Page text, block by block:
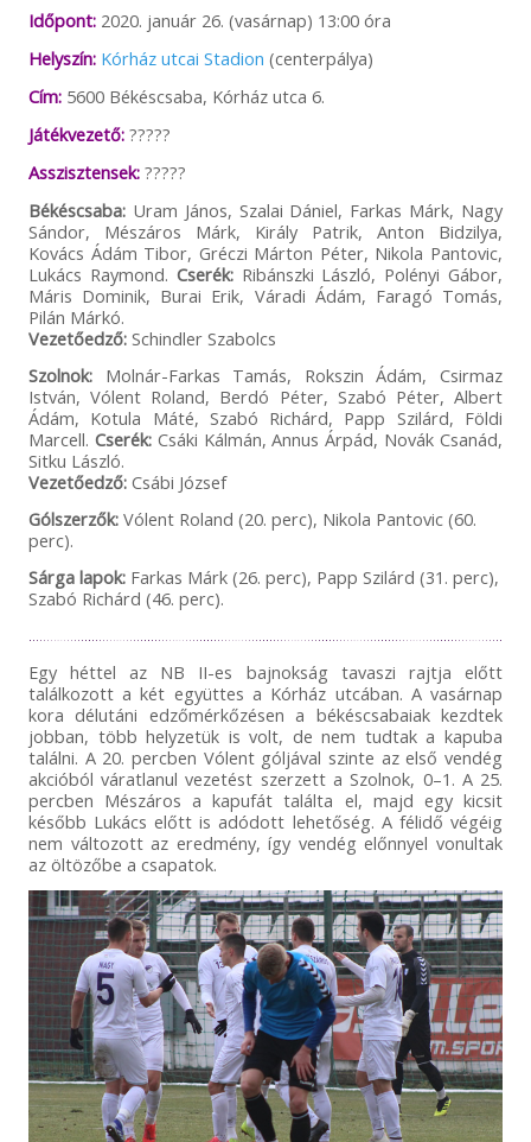
Időpont:2020. január 26. (vasárnap) 13:00 óra
Helyszín: Kórház utcai Stadion (centerpálya)
Cím:5600 Békéscsaba, Kórház utca 6.
Játékvezető:?????
Asszisztensek:?????
Békéscsaba:Uram János, Szalai Dániel, Farkas Márk, Nagy
Sándor, Mészáros Márk, Király Patrik, Anton Bidzilya,
Kovács Ádám Tibor, Gréczi Márton Péter, Nikola Pantovic,
Lukács Raymond. Cserék:Ribánszki László, Polényi Gábor,
Máris Dominik, Burai Erik, Váradi Ádám, Faragó Tomás,
Pilán Márkó.
Vezetőedző:Schindler Szabolcs
Szolnok:Molnár-Farkas Tamás, Rokszin Ádám, Csirmaz
István, Vólent Roland, Berdó Péter, Szabó Péter, Albert
Ádám, Kotula Máté, Szabó Richárd, Papp Szilárd, Földi
Marcell. Cserék:Csáki Kálmán, Annus Árpád, Novák Csanád,
Sitku László.
Vezetőedző:Csábi József
Gólszerzők:Vólent Roland (20. perc), Nikola Pantovic (60.
perc).
Sárga lapok:Farkas Márk (26. perc), Papp Szilárd (31. perc),
Szabó Richárd (46. perc).
Egy héttel az NB II-es bajnokság tavaszi rajtja előtt
találkozott a két együttes a Kórház utcában. A vasárnap
kora délutáni edzőmérkőzésen a békéscsabaiak kezdtek
jobban, több helyzetük is volt, de nem tudtak a kapuba
találni. A 20. percben Vólent góljával szinte az első vendég
akcióból váratlanul vezetést szerzett a Szolnok, 0–1. A 25.
percben Mészáros a kapufát találta el, majd egy kicsit
később Lukács előtt is adódott lehetőség. A félidő végéig
nem változott az eredmény, így vendég előnnyel vonultak
az öltözőbe a csapatok.